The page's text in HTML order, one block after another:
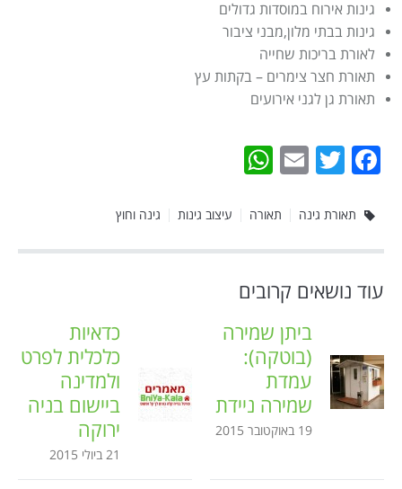
גינות אירוח במוסדות גדולים
גינות בבתי מלון,מבני ציבור
לאורת בריכות שחייה
תאורת חצר צימרים – בקתות עץ
תאורת גן לגני אירועים
Facebook
Twitter
Email
גינה וחוץ עיצוב גינות תאורה תאורת גינה
עוד נושאים קרובים
ביתן שמירה
(בוטקה):
עמדת
שמירה ניידת
19 באוקטובר 2015
כדאיות
כלכלית לפרט
ולמדינה
ביישום בניה
ירוקה
21 ביולי 2015